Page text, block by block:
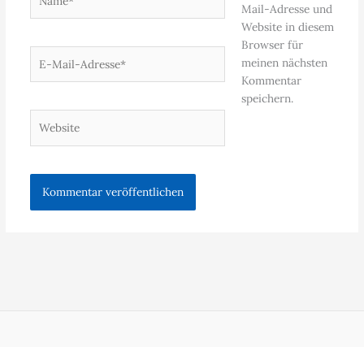
Mail-
Mail-Adresse und
Website in diesem
Browser für
meinen nächsten
Kommentar
speichern.